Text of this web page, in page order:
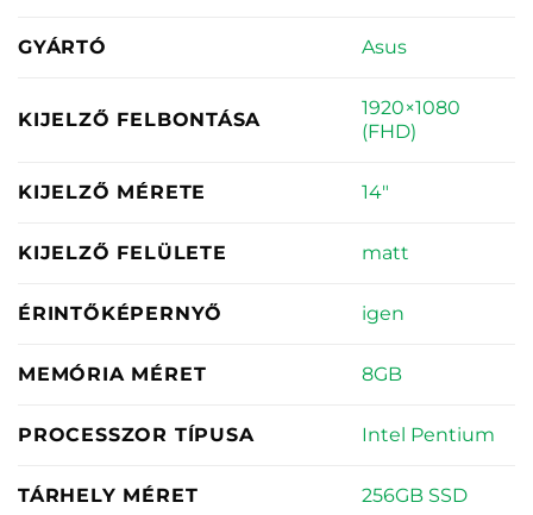
GYÁRTÓ Asus
KIJELZŐ FELBONTÁSA
1920×1080
(FHD)
KIJELZŐ MÉRETE 14"
KIJELZŐ FELÜLETE matt
ÉRINTŐKÉPERNYŐ igen
MEMÓRIA MÉRET 8GB
PROCESSZOR TÍPUSA Intel Pentium
TÁRHELY MÉRET 256GB SSD